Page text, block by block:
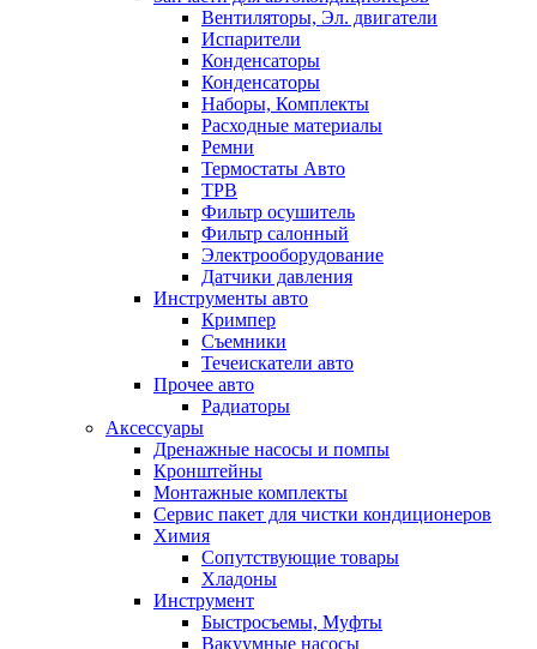
Вентиляторы, Эл. двигатели
Испарители
Конденсаторы
Конденсаторы
Наборы, Комплекты
Расходные материалы
Ремни
Термостаты Авто
ТРВ
Фильтр осушитель
Фильтр салонный
Электрооборудование
Датчики давления
Инструменты авто
Кримпер
Съемники
Течеискатели авто
Прочее авто
Радиаторы
Аксессуары
Дренажные насосы и помпы
Кронштейны
Монтажные комплекты
Сервис пакет для чистки кондиционеров
Химия
Сопутствующие товары
Хладоны
Инструмент
Быстросъемы, Муфты
Вакуумные насосы